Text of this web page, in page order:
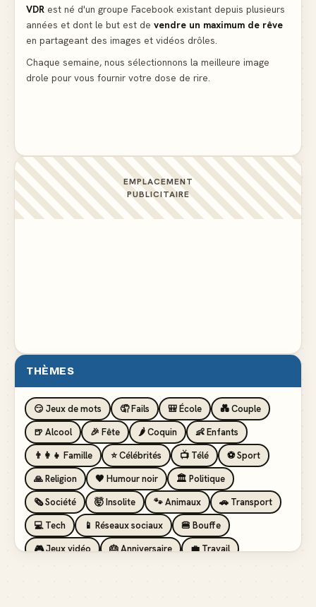
Lidl propose un climatiseur avec gants de boxe et
protège-dent offerts
VDR est né d'un groupe Facebook existant depuis plusieurs
années et dont le but est de vendre un maximum de rêve
en partageant des images et vidéos drôles.
Chaque semaine, nous sélectionnons la meilleure image
drole pour vous fournir votre dose de rire.
EMPLACEMENT
PUBLICITAIRE
THÈMES
😏 Jeux de mots 🤦 Fails 🎒 École
💑 Couple
🍺 Alcool
🎉 Fête 🌶️ Coquin
👶 Enfants
👨‍👩‍👧 Famille
⭐ Célébrités 📺 Télé
⚽ Sport
🙏 Religion
🖤 Humour noir
🏛️ Politique
🗞️ Société
🤯 Insolite 🐾 Animaux
🚗 Transport
💻 Tech
📱 Réseaux sociaux
🍔 Bouffe
🎮 Jeux vidéo
🎂 Anniversaire
💼 Travail